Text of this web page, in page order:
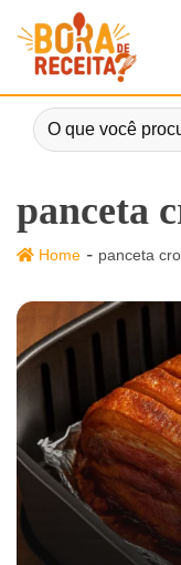
panceta
Home - panceta